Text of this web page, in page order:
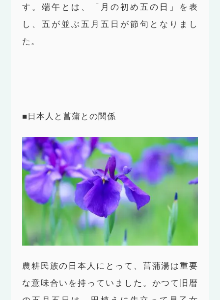
す。端午とは、「月の初め五の日」を表
し、五が並ぶ五月五日が節句となりまし
た。
■日本人と菖蒲との関係
農耕民族の日本人にとって、菖蒲湯は重要
な意味合いを持っていました。かつて旧暦